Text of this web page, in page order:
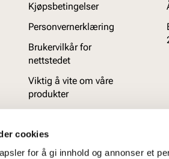
cookies
for å gi innhold og annonser et
Kjøpsbetingelser
Personvernerklæring
Brukervilkår for
nettstedet
Viktig å vite om våre
produkter